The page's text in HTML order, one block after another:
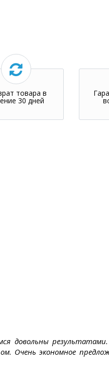
товара в
30 дней
довольны
Очень экономное